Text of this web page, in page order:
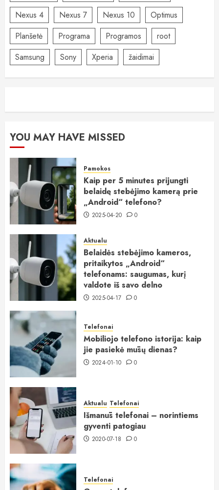
Nexus 4
Nexus 7 Nexus 10
Optimus
Planšetė
Programa Programos
root
Samsung
Sony Xperia žaidimai
YOU MAY HAVE MISSED
Pamokos
Kaip per 5 minutes prijungti
belaidę stebėjimo kamerą prie
„Android“ telefono?
2025-04-20 0
Aktualu
Belaidės stebėjimo kameros,
pritaikytos „Android“
telefonams: saugumas, kurį
valdote iš savo delno
2025-04-17 0
Telefonai
Mobiliojo telefono istorija: kaip
jie pasiekė mūsų dienas?
2024-01-10 0
Aktualu Telefonai
Išmanūs telefonai – norintiems
gyventi patogiau
2020-07-18 0
Telefonai